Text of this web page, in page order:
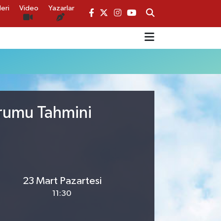
Video Yazarlar
Tahmini
23 Mart Pazartesi
11:30